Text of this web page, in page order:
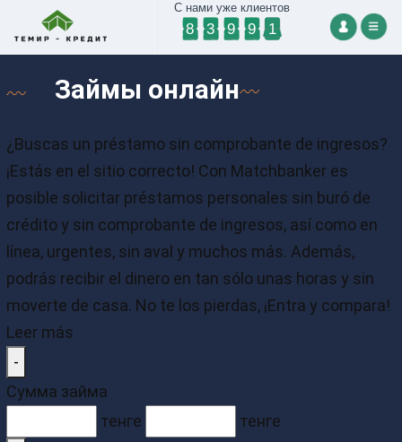
С нами уже клиентов
8 3 9 9 1
Займы онлайн
¿Buscas un préstamo sin comprobante de ingresos?
¡Estás en el sitio correcto! Con Matchbanker es
posible solicitar préstamos personales sin buró de
crédito y sin comprobante de ingresos, así como en
línea, urgentes, sin aval y muchos más. Además,
podrás recibir el dinero en tan sólo unas horas y sin
moverte de casa. No te los pierdas, ¡Entra y compara!
Leer más
-
Сумма займа
тенге
тенге